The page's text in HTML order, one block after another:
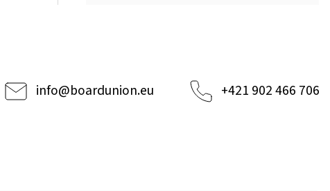
info@boardunion.eu +421 902 466 706